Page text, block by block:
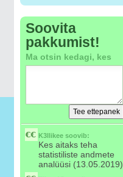
Soovita
pakkumist!
Ma otsin kedagi, kes
K3llikee soovib:
Kes aitaks teha
statistiliste andmete
analüüsi (13.05.2019)